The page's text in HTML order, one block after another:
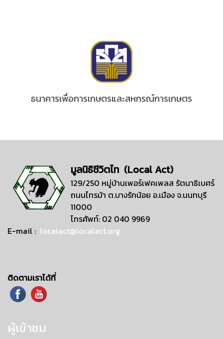
ธนาคารเพื่อการเกษตรและสหกรณ์การเกษตร
มูลนิธิชีวิตไท (Local Act)
129/250 หมู่บ้านเพอร์เฟคเพลส รัตนาธิเบศร์
ถนนไทรม้า ต.บางรักน้อย อ.เมือง จ.นนทบุรี
11000
โทรศัพท์: 02 040 9969
E-mail : localact@localact.org
ติดตามเราได้ที่
ผู้เข้าชม